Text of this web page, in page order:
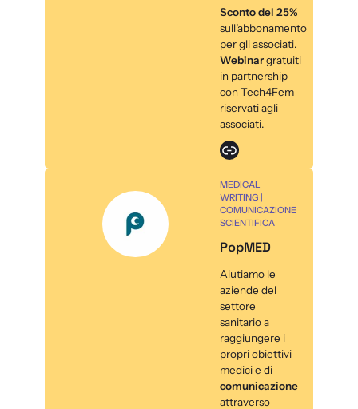
Sconto del 25%
sull’abbonamento
per gli associati.
Webinargratuiti
in partnership
con Tech4Fem
riservati agli
associati.
Link
MEDICAL
WRITING |
COMUNICAZIONE
SCIENTIFICA
PopMED
Aiutiamo le
aziende del
settore
sanitario a
raggiungere i
propri obiettivi
medici e di
comunicazione
attraverso